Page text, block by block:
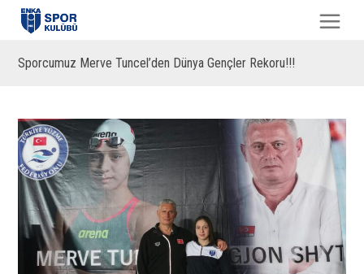
Sporcumuz Merve Tuncel’den Dünya Gençler Rekoru!!!